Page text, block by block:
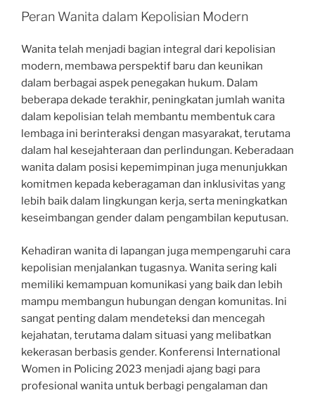
Peran Wanita dalam Kepolisian Modern
Wanita telah menjadi bagian integral dari kepolisian
modern, membawa perspektif baru dan keunikan
dalam berbagai aspek penegakan hukum. Dalam
beberapa dekade terakhir, peningkatan jumlah wanita
dalam kepolisian telah membantu membentuk cara
lembaga ini berinteraksi dengan masyarakat, terutama
dalam hal kesejahteraan dan perlindungan. Keberadaan
wanita dalam posisi kepemimpinan juga menunjukkan
komitmen kepada keberagaman dan inklusivitas yang
lebih baik dalam lingkungan kerja, serta meningkatkan
keseimbangan gender dalam pengambilan keputusan.
Kehadiran wanita di lapangan juga mempengaruhi cara
kepolisian menjalankan tugasnya. Wanita sering kali
memiliki kemampuan komunikasi yang baik dan lebih
mampu membangun hubungan dengan komunitas. Ini
sangat penting dalam mendeteksi dan mencegah
kejahatan, terutama dalam situasi yang melibatkan
kekerasan berbasis gender. Konferensi International
Women in Policing 2023 menjadi ajang bagi para
profesional wanita untuk berbagi pengalaman dan